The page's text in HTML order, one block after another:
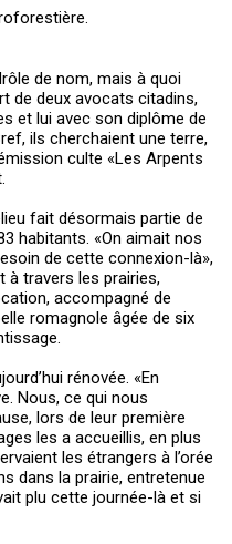
de nom, mais à quoi
de deux avocats citadins,
et lui avec son diplôme de
ils cherchaient une terre,
culte «Les Arpents
fait désormais partie de
habitants. «On aimait nos
de cette connexion-là»,
à travers les prairies,
accompagné de
romagnole âgée de six
rénovée. «En
Nous, ce qui nous
lors de leur première
les a accueillis, en plus
les étrangers à l’orée
dans la prairie, entretenue
plu cette journée-là et si